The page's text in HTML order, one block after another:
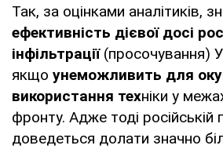
Так, за оцінками аналітиків,
ефективність дієвої досі
інфільтрації(просочування)
якщо унеможливить для
використання техніки у
фронту. Адже тоді російській
доведеться долати значно